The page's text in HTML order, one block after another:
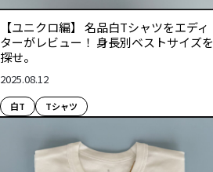
【ユニクロ編】 名品白Tシャツをエディ
ターがレビュー！ 身長別ベストサイズを
探せ。
2025.08.12
白T Tシャツ